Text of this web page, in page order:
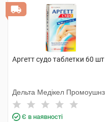
Аргетт судо таблетки 60 шт
Дельта Медікел Промоушнз
Є в наявності